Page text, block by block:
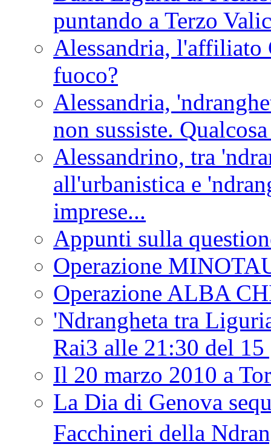
puntando a Terzo
Alessandria, l'affiliato
fuoco?
Alessandria,
non sussiste.
Alessandrino, tra
all'urbanistica e
imprese...
Appunti sulla
Operazione
Operazione ALBA
'Ndrangheta tra
Rai3 alle 21:30 del
Il 20 marzo 2010 a
La Dia di Genova
Facchineri della